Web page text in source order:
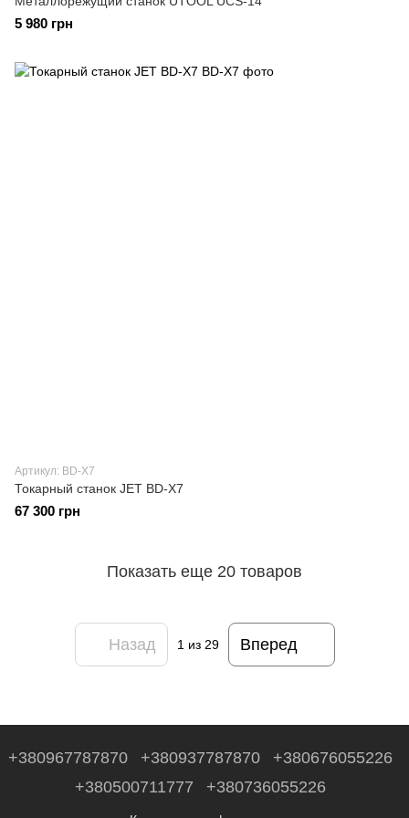
5 980 грн
Артикул: BD-X7
Токарный станок JET BD-X7
67 300 грн
Показать еще 20 товаров
Назад 1 из 29 Вперед
+380967787870 +380937787870
+380676055226
+380500711777
+380736055226